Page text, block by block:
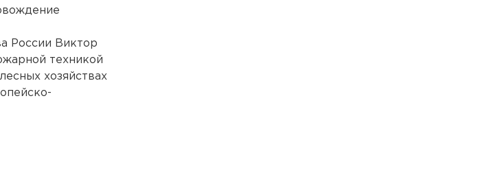
России Виктор
техникой
хозяйствах